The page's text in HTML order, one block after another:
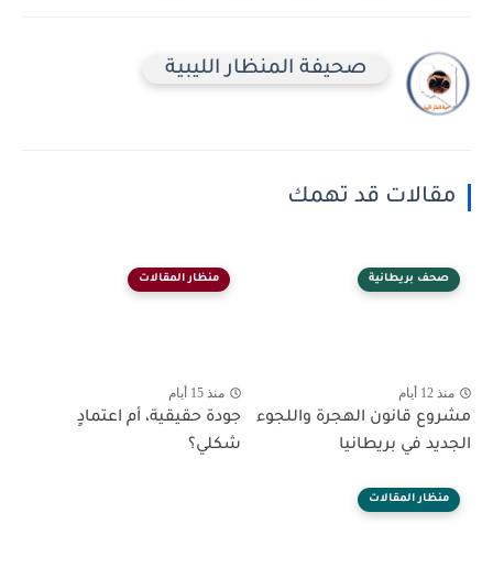
صحيفة المنظار الليبية
مقالات قد تهمك
صحف بريطانية
منذ 12 أيام
مشروع قانون الهجرة واللجوء
الجديد في بريطانيا
منظار المقالات
منذ 15 أيام
جودة حقيقية، أم اعتمادٍ
شكلي؟
منظار المقالات